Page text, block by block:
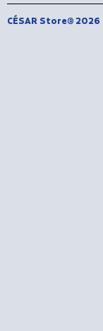
CÉSAR Store® 2026